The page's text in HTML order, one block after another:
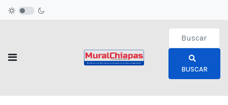
Type 2 or
BUSCAR